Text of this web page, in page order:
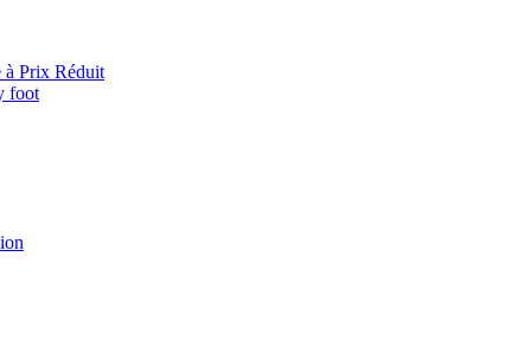
à Prix Réduit
foot